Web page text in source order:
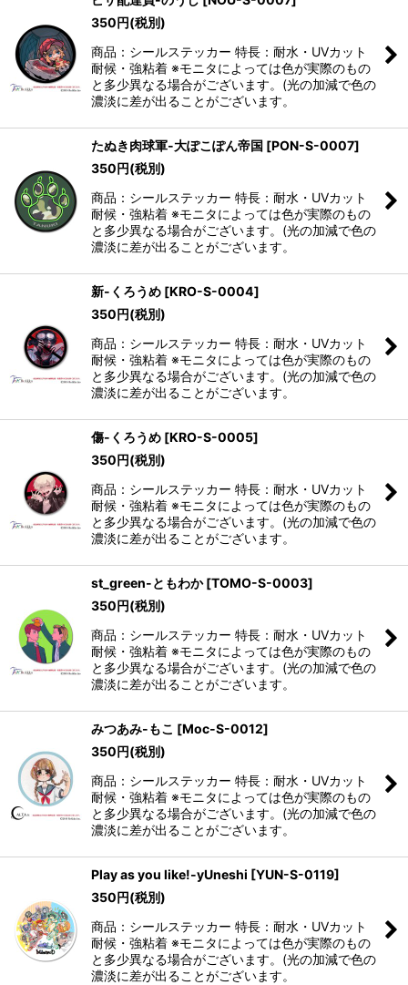
350円(税別)
商品：シールステッカー 特長：耐水・UVカット
耐候・強粘着 ※モニタによっては色が実際のもの
と多少異なる場合がございます。(光の加減で色の
濃淡に差が出ることがございます。
たぬき肉球軍-大ぽこぽん帝国 [PON-S-0007]
350円(税別)
商品：シールステッカー 特長：耐水・UVカット
耐候・強粘着 ※モニタによっては色が実際のもの
と多少異なる場合がございます。(光の加減で色の
濃淡に差が出ることがございます。
新-くろうめ [KRO-S-0004]
350円(税別)
商品：シールステッカー 特長：耐水・UVカット
耐候・強粘着 ※モニタによっては色が実際のもの
と多少異なる場合がございます。(光の加減で色の
濃淡に差が出ることがございます。
傷-くろうめ [KRO-S-0005]
350円(税別)
商品：シールステッカー 特長：耐水・UVカット
耐候・強粘着 ※モニタによっては色が実際のもの
と多少異なる場合がございます。(光の加減で色の
濃淡に差が出ることがございます。
st_green-ともわか [TOMO-S-0003]
350円(税別)
商品：シールステッカー 特長：耐水・UVカット
耐候・強粘着 ※モニタによっては色が実際のもの
と多少異なる場合がございます。(光の加減で色の
濃淡に差が出ることがございます。
みつあみ-もこ [Moc-S-0012]
350円(税別)
商品：シールステッカー 特長：耐水・UVカット
耐候・強粘着 ※モニタによっては色が実際のもの
と多少異なる場合がございます。(光の加減で色の
濃淡に差が出ることがございます。
Play as you like!-yUneshi [YUN-S-0119]
350円(税別)
商品：シールステッカー 特長：耐水・UVカット
耐候・強粘着 ※モニタによっては色が実際のもの
と多少異なる場合がございます。(光の加減で色の
濃淡に差が出ることがございます。